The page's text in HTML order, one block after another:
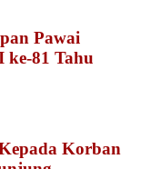
Pawai
ke-81 Tahu
Korban